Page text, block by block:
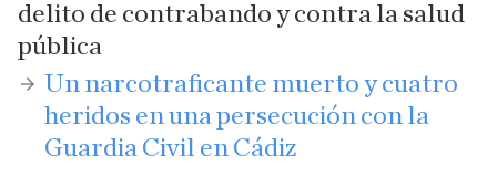
delito de contrabando y contra la salud
pública
Un narcotraficante muerto y cuatro
heridos en una persecución con la
Guardia Civil en Cádiz